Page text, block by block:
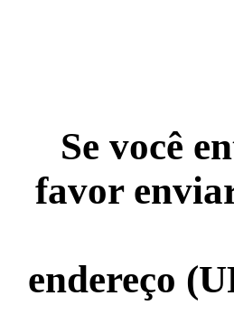
Se você
favor
endereço